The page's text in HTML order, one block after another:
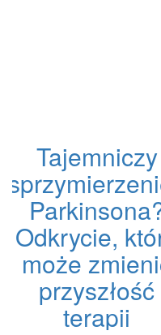
Tajemniczy
Odkrycie,
może
przyszłość
terapii